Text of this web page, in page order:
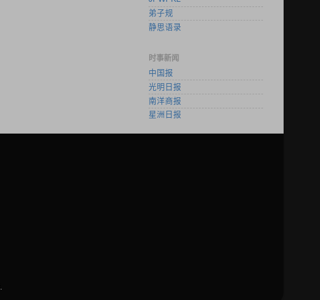
弟子规
静思语录
时事新闻
中国报
光明日报
南洋商报
星洲日报